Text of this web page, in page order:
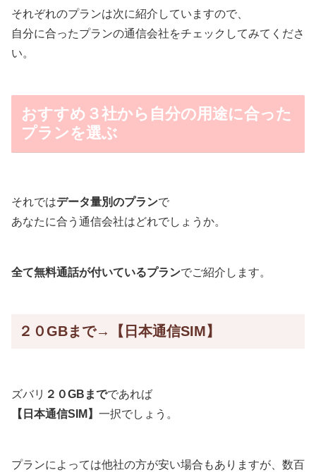
それぞれのプランは次に紹介していますので、
自分に合ったプランの通信会社をチェックしてみてくださ
い。
おすすめ３社から自分の用途に合った
プランを選ぶ
それではデータ量別のプランで
あなたに合う通信会社はどれでしょうか。
全て無料通話が付いているプランでご紹介します。
２０GBまで→【日本通信SIM】
ズバリ ２０GBまでであれば
【日本通信SIM】 一択でしょう。
プランによっては他社の方が安い場合もありますが、数百